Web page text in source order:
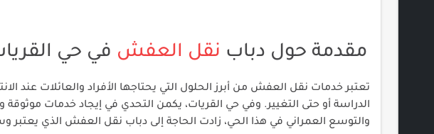
مقدمة حول دباب نقل العفش في حي
تعتبر خدمات نقل العفش من أبرز الحلول التي يحتاجها الأفراد والعائلات عند
الدراسة أو حتى التغيير. وفي حي القريات، يكمن التحدي في إيجاد خدمات موثوقة
والتوسع العمراني في هذا الحي، زادت الحاجة إلى دباب نقل العفش الذي